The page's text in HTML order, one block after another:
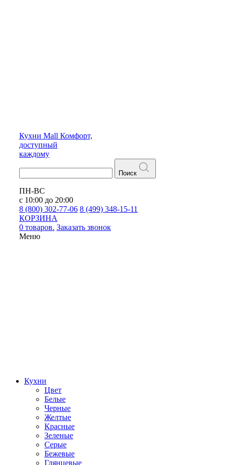
Кухни Mall Комфорт,
доступный
каждому
Поиск
ПН-ВС
с 10:00 до 20:00
8 (800) 302-77-06 8 (499) 348-15-11
КОРЗИНА
0 товаров. Заказать звонок
Меню
Кухни
Цвет
Белые
Черные
Желтые
Красные
Зеленые
Серые
Бежевые
Глянцевые